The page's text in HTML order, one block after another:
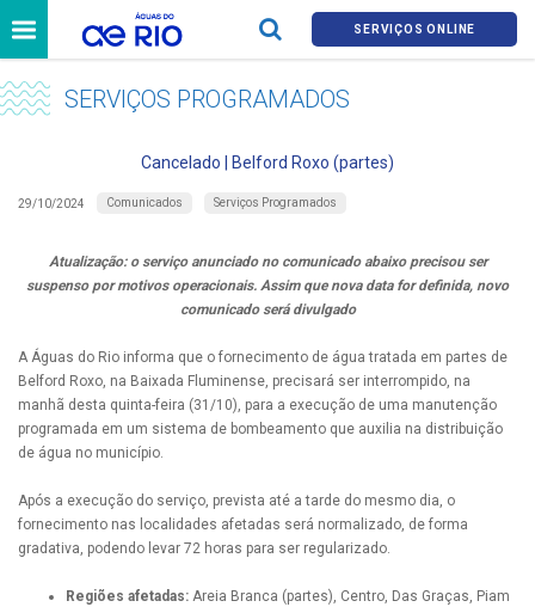
SERVIÇOS ONLINE
SERVIÇOS PROGRAMADOS
Cancelado | Belford Roxo (partes)
29/10/2024 Comunicados Serviços Programados
Atualização: o serviço anunciado no comunicado abaixo precisou ser
suspenso por motivos operacionais. Assim que nova data for definida, novo
comunicado será divulgado
A Águas do Rio informa que o fornecimento de água tratada em partes de
Belford Roxo, na Baixada Fluminense, precisará ser interrompido, na
manhã desta quinta-feira (31/10), para a execução de uma manutenção
programada em um sistema de bombeamento que auxilia na distribuição
de água no município.
Após a execução do serviço, prevista até a tarde do mesmo dia, o
fornecimento nas localidades afetadas será normalizado, de forma
gradativa, podendo levar 72 horas para ser regularizado.
Regiões afetadas: Areia Branca (partes), Centro, Das Graças, Piam